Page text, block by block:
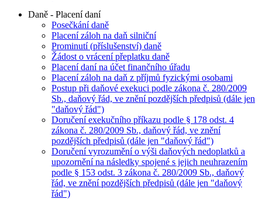
Daně - Placení daní
Posečkání daně
Placení záloh na daň silniční
Prominutí (příslušenství) daně
Žádost o vrácení přeplatku daně
Placení daní na účet finančního úřadu
Placení záloh na daň z příjmů fyzickými osobami
Postup při daňové exekuci podle zákona č. 280/2009
Sb., daňový řád, ve znění pozdějších předpisů (dále jen
"daňový řád")
Doručení exekučního příkazu podle § 178 odst. 4
zákona č. 280/2009 Sb., daňový řád, ve znění
pozdějších předpisů (dále jen "daňový řád")
Doručení vyrozumění o výši daňových nedoplatků a
upozornění na následky spojené s jejich neuhrazením
podle § 153 odst. 3 zákona č. 280/2009 Sb., daňový
řád, ve znění pozdějších předpisů (dále jen "daňový
řád")